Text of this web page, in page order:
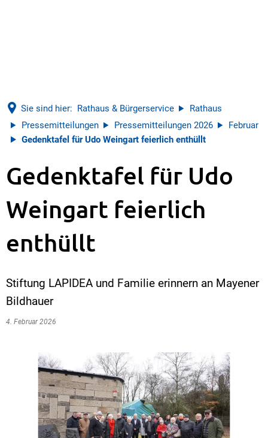
Sie sind hier: Rathaus & Bürgerservice
Rathaus
Pressemitteilungen
Pressemitteilungen 2026
Februar
Gedenktafel für Udo Weingart feierlich enthüllt
Gedenktafel für Udo
Weingart feierlich
enthüllt
Stiftung LAPIDEA und Familie erinnern an Mayener
Bildhauer
4. Februar 2026